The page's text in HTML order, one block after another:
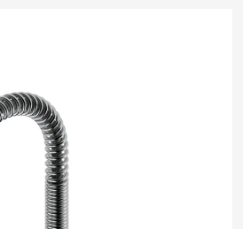
un account ed accedere ai